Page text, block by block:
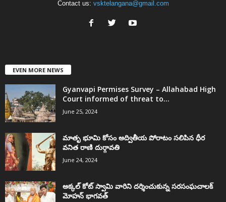
Contact us: vsktelangana@gmail.com
EVEN MORE NEWS
Gyanvapi Permises Survey – Allahabad High
Court informed of threat to...
June 25, 2024
మాతృ భూమి కోసం అద్వితీయ పోరాటం సలిపిన ధీర
వనిత రాణి దుర్గావతి
June 24, 2024
అక్కల్‌ కోట్‌ స్వామి వారిని దర్శించుకున్న సరసంఘచాలక్
మోహన్ భాగవత్